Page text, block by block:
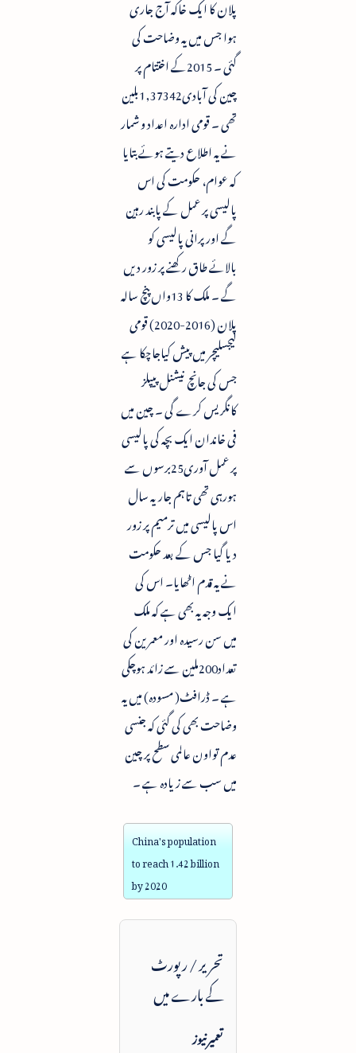
پلان کا ایک خاکہ آج جاری
ہوا جس میں یہ وضاحت کی
گئی ۔ 2015کے اختتام پر
چین کی آبادی1,37342بلین
تھی ۔ قومی ادارہ اعداد و شمار
نے یہ اطلاع دیتے ہوئے بتایا
کہ عوام، حکومت کی اس
پالیسی پر عمل کے پابند رہین
گے اور پرانی پالیسی کو
بالائے طاق رکھنے پر زور دیں
گے ۔ ملک کا 13واں پنچ سالہ
پلان (2016-2020) قومی
لیجسلیچر میں پیش کیاجاچکا ہے
جس کی جانچ نیشنل پیپلز
کانگریس کرے گی ۔ چین میں
فی خاندان ایک بچہ کی پالیسی
پر عمل آوری25برسوں سے
ہورہی تھی تاہم جاریہ سال
اس پالیسی میں ترمیم پر زور
دیا گیا جس کے بعد حکومت
نے یہ قدم اٹھایا۔ اس کی
ایک وجہ یہ بھی ہے کہ ملک
میں سن رسیدہ اور معمرین کی
تعداد200ملین سے زائد ہوچکی
ہے ۔ ڈرافٹ( مسودہ) میں یہ
وضاحت بھی کی گئی کہ جنسی
عدم تواون عالمی سطح پر چین
میں سب سے زیادہ ہے ۔
China's population
to reach 1.42 billion
by 2020
تحریر / رپورٹ
کے بارے میں
تعمیرنیوز